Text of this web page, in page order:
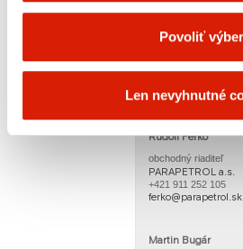
Povoliť výber
Len nevyhnutné
OBCHODNÉ
Rud​olf Ferko
obchodný riaditeľ
PARAPETROL a.s.
+421 911 252 105
ferko@parapetrol.sk
Martin Bugár